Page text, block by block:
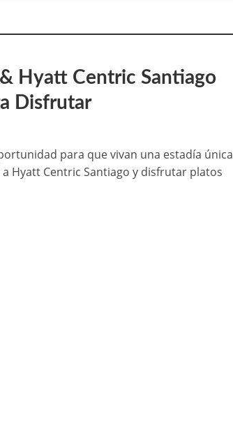
Hyatt Centric Santiago
Disfrutar
para que vivan una estadía única
Hyatt Centric Santiago y disfrutar platos